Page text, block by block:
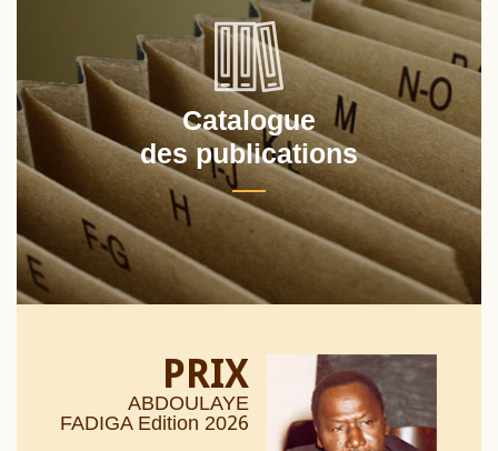
Catalogue
des publications
PRIX
ABDOULAYE
FADIGA Edition 2026